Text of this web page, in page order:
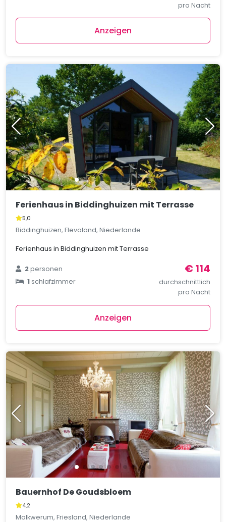
pro Nacht
Anzeigen
Ferienhaus in Biddinghuizen mit Terrasse
5,0
Biddinghuizen, Flevoland, Niederlande
Ferienhaus in Biddinghuizen mit Terrasse
2personen
1schlafzimmer
€ 114
durchschnittlich
pro Nacht
Anzeigen
Bauernhof De Goudsbloem
4,2
Molkwerum, Friesland, Niederlande